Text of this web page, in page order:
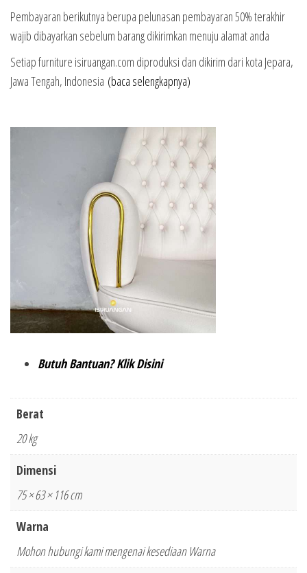
Pembayaran berikutnya berupa pelunasan pembayaran 50% terakhir
wajib dibayarkan sebelum barang dikirimkan menuju alamat anda
Setiap furniture isiruangan.com diproduksi dan dikirim dari kota Jepara,
Jawa Tengah, Indonesia (baca selengkapnya)
Butuh Bantuan? Klik Disini
Berat
20 kg
Dimensi
75 × 63 × 116 cm
Warna
Mohon hubungi kami mengenai kesediaan Warna